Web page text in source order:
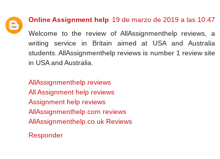
Online Assignment help 19 de marzo de 2019 a las 10:47
Welcome to the review of AllAssignmenthelp reviews, a
writing service in Britain aimed at USA and Australia
students. AllAssignmenthelp reviews is number 1 review site
in USA and Australia.
AllAssignmenthelp reviews
All Assignment help reviews
Assignment help reviews
AllAssignmenthelp.com reviews
AllAssignmenthelp.co.uk Reviews
Responder